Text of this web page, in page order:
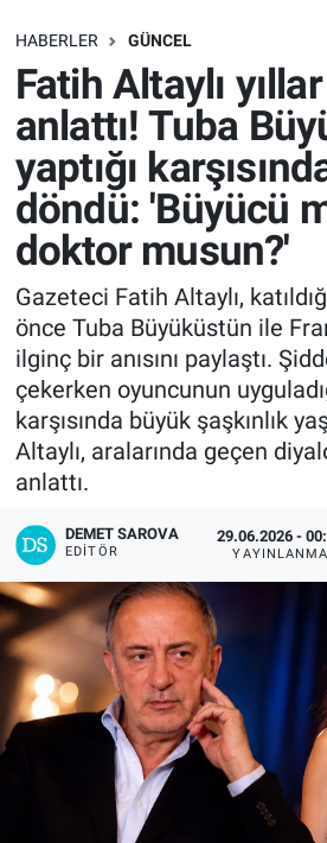
HABERLER GÜNCEL
Fatih Altaylı
anlattı! Tuba
yaptığı
döndü: 'Büyücü
doktor musun?'
Gazeteci Fatih Altaylı,
önce Tuba Büyüküstün ile
ilginç bir anısını paylaştı.
çekerken oyuncunun
karşısında büyük şaşkınlık
Altaylı, aralarında geçen
anlattı.
DEMET SAROVA
EDITÖR
29.06.2026 -
YAYINLANMA
SAĞLIK
EKONOMİ
EĞİTİM
ÖZEL HABER
Keşfet
ASTROLOJİ
MANŞET
RESMİ İLANLAR
İLAN
Bize ulaşın
İletişim/Künye
Yaşam
Gözden Kaçmasın
İletişim (Künye)